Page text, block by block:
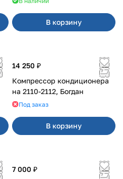
В корзину
14 250 ₽
Компрессор кондиционера
на 2110-2112, Богдан
Под заказ
В корзину
7 000 ₽